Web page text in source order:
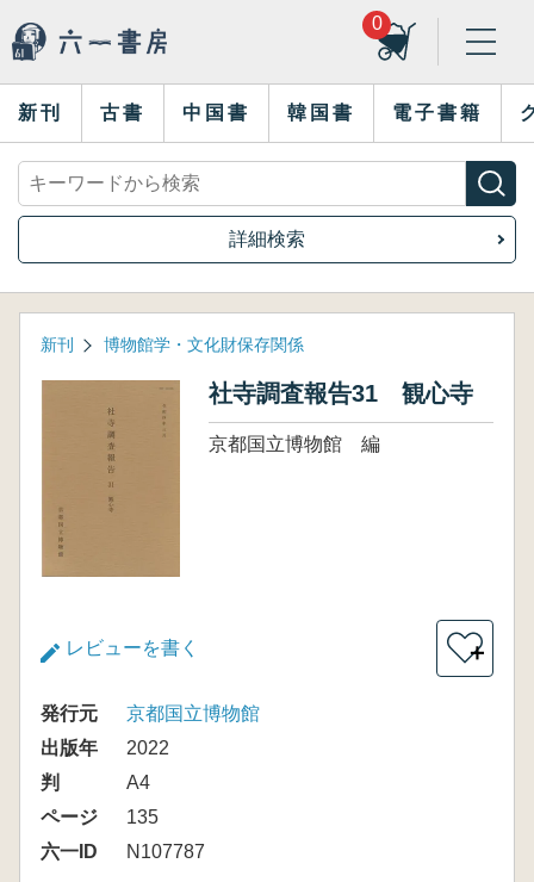
0
新刊 古書 中国書 韓国書 電子書籍
詳細検索
新刊 博物館学・文化財保存関係
社寺調査報告31 観心寺
京都国立博物館 編
レビューを書く ＋
発行元
京都国立博物館
出版年
2022
判
A4
ページ
135
六一ID
N107787